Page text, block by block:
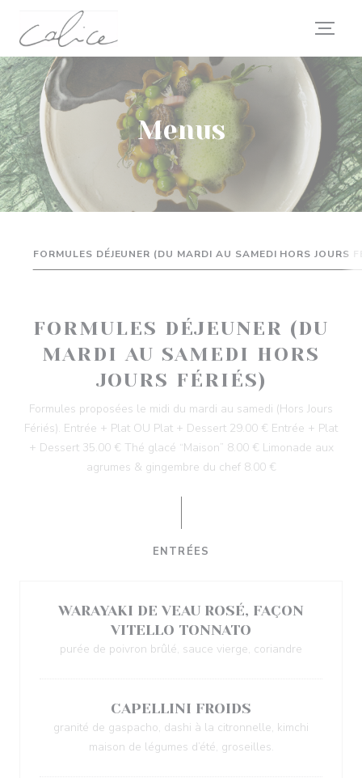
Painel de Gerenciamento de Cookies
Menus
FORMULES DÉJEUNER (DU MARDI AU SAMEDI HORS JOURS
FORMULES DÉJEUNER (DU
MARDI AU SAMEDI HORS
JOURS FÉRIÉS)
Formules proposées le midi du mardi au samedi (Hors Jours
Fériés). Entrée + Plat OU Plat + Dessert 29.00 € Entrée + Plat
+ Dessert 35.00 € Thé glacé “Maison” 8.00 € Limonade aux
agrumes & gingembre du chef 8.00 €
ENTRÉES
WARAYAKI DE VEAU ROSÉ, FAÇON
VITELLO TONNATO
purée de poivron brûlé, sauce vierge, coriandre
CAPELLINI FROIDS
granité de gaspacho, dashi à la citronnelle, kimchi
maison de légumes d’été, groseilles.